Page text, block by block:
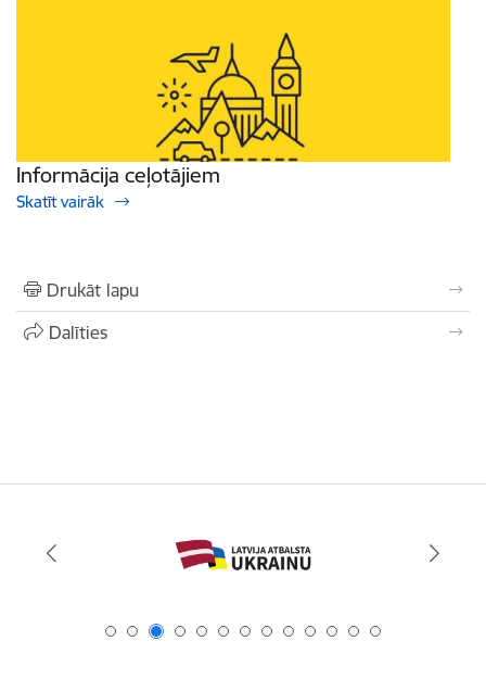
Informācija ceļotājiem
Skatīt vairāk
Drukāt lapu
Dalīties